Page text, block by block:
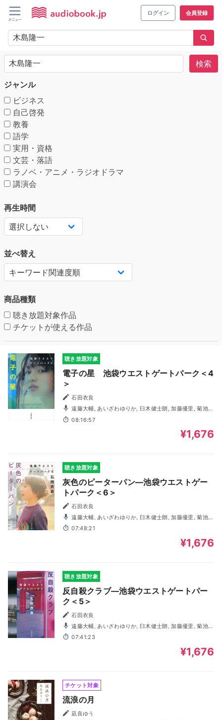
ログイン 会員登録
検索
ジャンル
ビジネス
自己啓発
教養
語学
実用・資格
文芸・落語
ラノベ・アニメ・ラジオドラマ
講演会
再生時間
並べ替え
商品種類
聴き放題対象作品
チケットが使える作品
聴き放題対象
電子の星 池袋ウエストゲートパーク＜4
＞
石田衣良
遠藤大輔, あいざわゆりか, 臼木健士朗, 加藤優里, 菊池達
弘, 木島隆一, 高坂知也, 越田直樹, 半澤敦史, 廣田悠美, 三輪
隆博, 森山和輝
08:16:57
¥1,676
聴き放題対象
灰色のピーターパン―池袋ウエストゲー
トパーク＜6＞
石田衣良
遠藤大輔, あいざわゆりか, 臼木健士朗, 加藤優里, 菊池達
弘, 木島隆一, 高坂知也, 越田直樹, 半澤敦史, 廣田悠美, 三輪
隆博, 森山和輝
07:48:21
¥1,676
聴き放題対象
反自殺クラブ―池袋ウエストゲートパー
ク＜5＞
石田衣良
遠藤大輔, あいざわゆりか, 臼木健士朗, 加藤優里, 菊池達
弘, 木島隆一, 高坂知也, 越田直樹, 半澤敦史, 廣田悠美, 三輪
隆博, 森山和輝
07:41:23
¥1,676
チケット対象
流浪の月
凪良ゆう